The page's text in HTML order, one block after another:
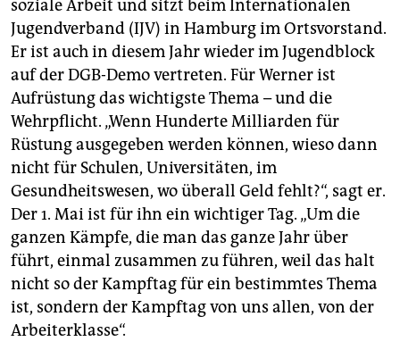
soziale Arbeit und sitzt beim Internationalen
Jugendverband (IJV) in Hamburg im Ortsvorstand.
Er ist auch in diesem Jahr wieder im Jugendblock
auf der DGB-Demo vertreten. Für Werner ist
Aufrüstung das wichtigste Thema – und die
Wehrpflicht. „Wenn Hunderte Milliarden für
Rüstung ausgegeben werden können, wieso dann
nicht für Schulen, Universitäten, im
Gesundheitswesen, wo überall Geld fehlt?“, sagt er.
Der 1. Mai ist für ihn ein wichtiger Tag. „Um die
ganzen Kämpfe, die man das ganze Jahr über
führt, einmal zusammen zu führen, weil das halt
nicht so der Kampftag für ein bestimmtes Thema
ist, sondern der Kampftag von uns allen, von der
Arbeiterklasse“.